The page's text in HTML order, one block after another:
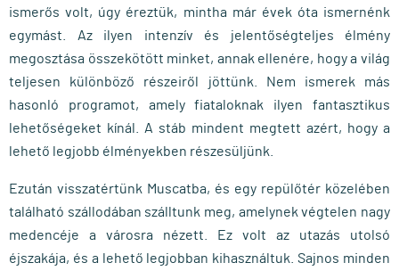
ismerős volt, úgy éreztük, mintha már évek óta ismernénk
egymást. Az ilyen intenzív és jelentőségteljes élmény
megosztása összekötött minket, annak ellenére, hogy a világ
teljesen különböző részeiről jöttünk. Nem ismerek más
hasonló programot, amely fiataloknak ilyen fantasztikus
lehetőségeket kínál. A stáb mindent megtett azért, hogy a
lehető legjobb élményekben részesüljünk.
Ezután visszatértünk Muscatba, és egy repülőtér közelében
található szállodában szálltunk meg, amelynek végtelen nagy
medencéje a városra nézett. Ez volt az utazás utolsó
éjszakája, és a lehető legjobban kihasználtuk. Sajnos minden